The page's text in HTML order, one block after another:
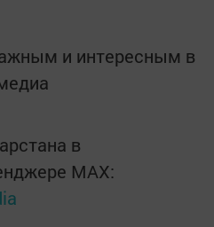
и интересным в
в
MАХ: